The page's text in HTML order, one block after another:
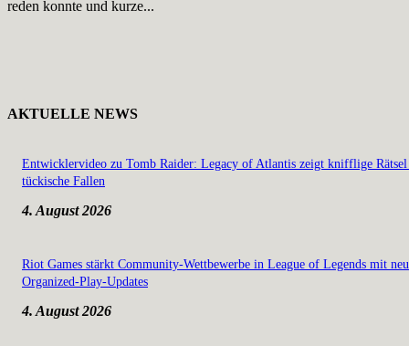
reden konnte und kurze...
AKTUELLE NEWS
Entwicklervideo zu Tomb Raider: Legacy of Atlantis zeigt knifflige Rätsel
tückische Fallen
4. August 2026
Riot Games stärkt Community-Wettbewerbe in League of Legends mit
Organized-Play-Updates
4. August 2026